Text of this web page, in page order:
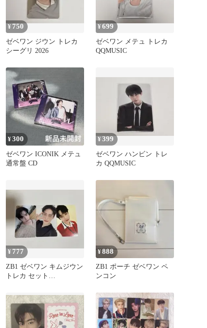
¥ 750
ゼベワン ジウン トレカ
シーグリ 2026
¥699
ゼベワン メテュ トレカ
QQMUSIC
¥300
ゼベワン ICONIK メテュ
通常盤 CD
¥399
ゼベワン ハンビン トレ
カ QQMUSIC
¥777
ZB1 ゼベワン キムジウン
トレカ セット
¥888
ZB1 ポーチ ゼベワン ペ
ンコン